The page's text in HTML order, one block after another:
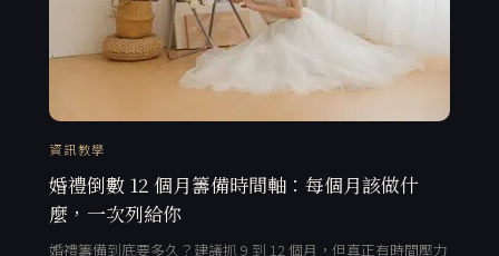
資訊教學
婚禮倒數 12 個月籌備時間軸：每個月該做什
麼，一次列給你
婚禮籌備到底要多久？建議抓 9 到 12 個月，但真正有時間壓力